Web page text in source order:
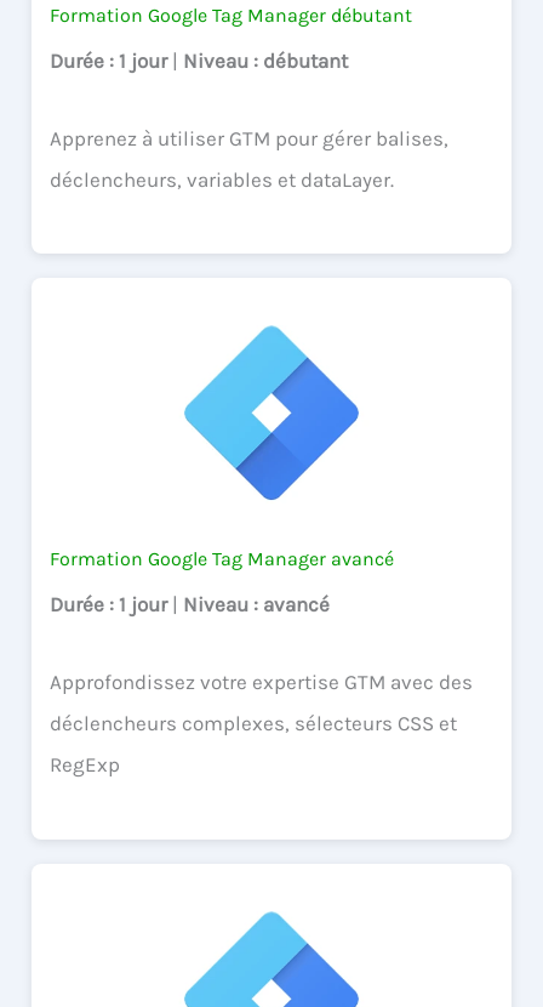
Formation Google Tag Manager débutant
Durée : 1 jour | Niveau : débutant
Apprenez à utiliser GTM pour gérer balises,
déclencheurs, variables et dataLayer.
Formation Google Tag Manager avancé
Durée : 1 jour | Niveau : avancé
Approfondissez votre expertise GTM avec des
déclencheurs complexes, sélecteurs CSS et
RegExp